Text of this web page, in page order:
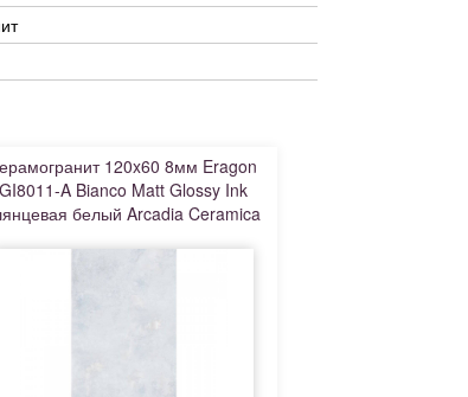
120x60 8мм Eragon
GI8011-A Bianco Matt Glossy Ink
белый Arcadia Ceramica